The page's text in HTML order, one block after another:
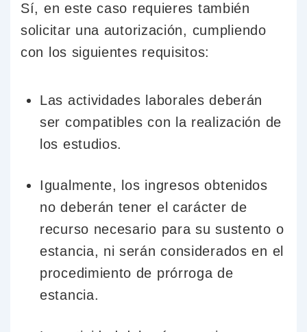
Sí, en este caso requieres también
solicitar una autorización, cumpliendo
con los siguientes requisitos:
Las actividades laborales deberán
ser compatibles con la realización de
los estudios.
Igualmente, los ingresos obtenidos
no deberán tener el carácter de
recurso necesario para su sustento o
estancia, ni serán considerados en el
procedimiento de prórroga de
estancia.